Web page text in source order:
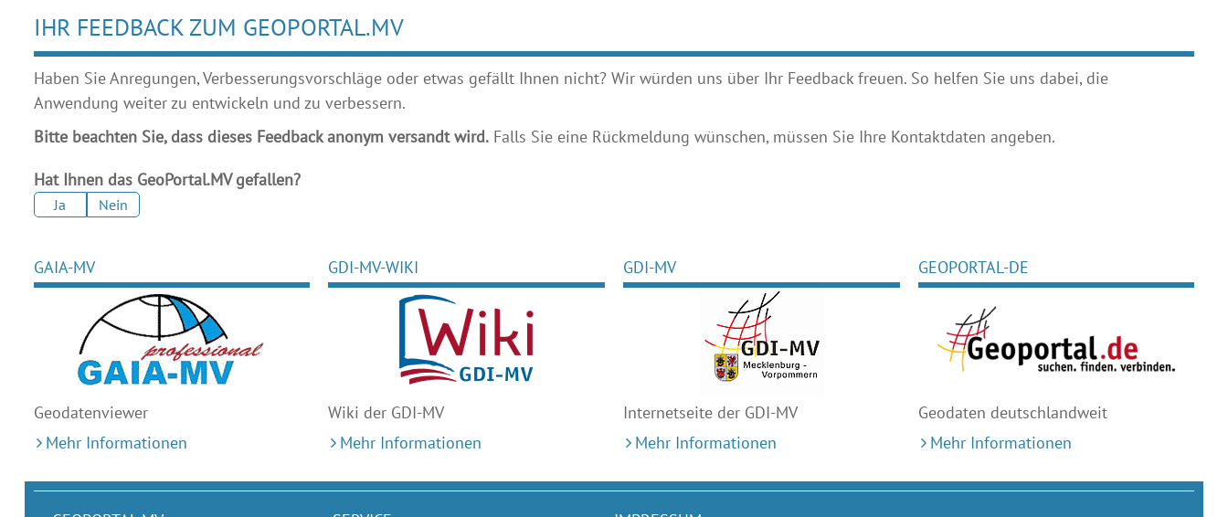
IHR FEEDBACK ZUM GEOPORTAL.MV
Haben Sie Anregungen, Verbesserungsvorschläge oder etwas gefällt Ihnen nicht? Wir würden uns über Ihr Feedback freuen. So helfen Sie uns dabei, die
Anwendung weiter zu entwickeln und zu verbessern.
Bitte beachten Sie, dass dieses Feedback anonym versandt wird.Falls Sie eine Rückmeldung wünschen, müssen Sie Ihre Kontaktdaten angeben.
Hat Ihnen das GeoPortal.MV gefallen?
Ja Nein
GAIA-MV
Geodatenviewer
Mehr Informationen
GDI-MV-WIKI
Wiki der GDI-MV
Mehr Informationen
GDI-MV
Internetseite der GDI-MV
Mehr Informationen
GEOPORTAL-DE
Geodaten deutschlandweit
Mehr Informationen